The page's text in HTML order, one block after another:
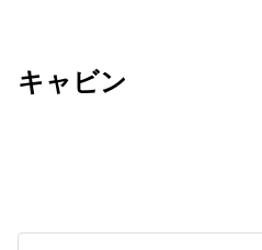
キャビン